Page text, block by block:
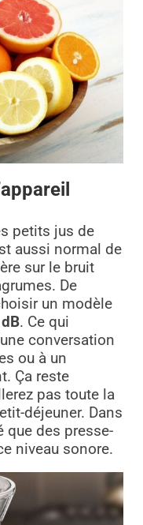
petits jus de
aussi normal de
sur le bruit
De
un modèle
. Ce qui
conversation
ou à un
Ça reste
pas toute la
déjeuner. Dans
que des presse-
niveau sonore.